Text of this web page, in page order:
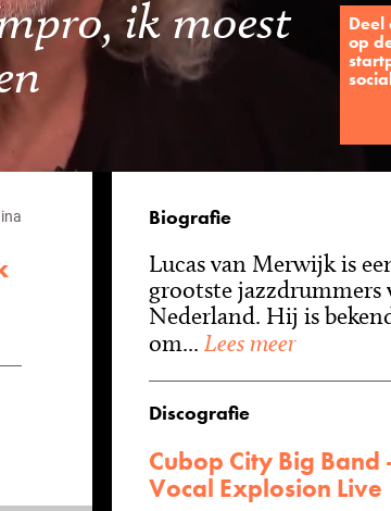
ik moest
Deel
op
Biografie
Lucas van Merwijk is
grootste jazzdrummers
Nederland. Hij is
om... Lees meer
Discografie
Cubop City Big Band
Vocal Explosion Live